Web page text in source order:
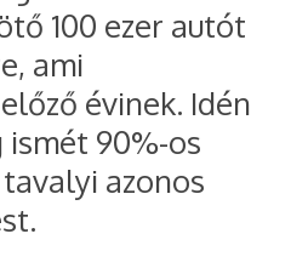
100 ezer autót
ami
évinek. Idén
90%-os
azonos